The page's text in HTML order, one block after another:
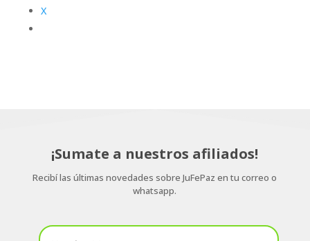
X
¡Sumate a nuestros afiliados!
Recibí las últimas novedades sobre JuFePaz en tu correo o
whatsapp.